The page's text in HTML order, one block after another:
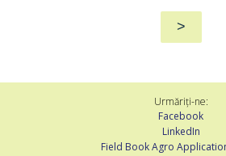
>
Urmăriți-ne:
Facebook
LinkedIn
Field Book Agro